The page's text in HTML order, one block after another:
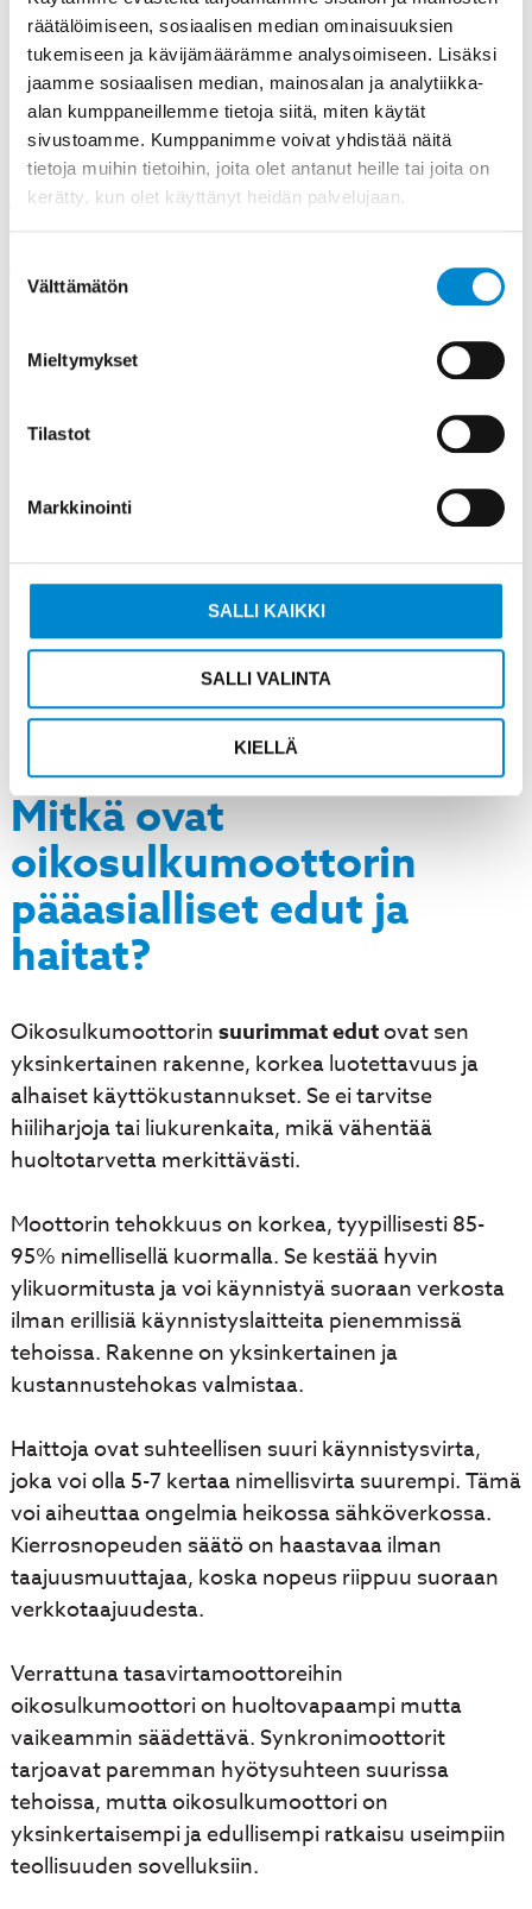
räätälöimiseen, sosiaalisen median ominaisuuksien
tukemiseen ja kävijämäärämme analysoimiseen. Lisäksi
jaamme sosiaalisen median, mainosalan ja analytiikka-
alan kumppaneillemme tietoja siitä, miten käytät
sivustoamme. Kumppanimme voivat yhdistää näitä
tietoja muihin tietoihin, joita olet antanut heille tai joita on
kerätty, kun olet käyttänyt heidän palvelujaan.
valinta
Välttämätön
Mieltymykset
Tilastot
Markkinointi
SALLI KAIKKI
SALLI VALINTA
KIELLÄ
käämitys luo magneettikentän, joka pyörii
synkronisella nopeudella verkkotaajuuden
mukaan.
Kun pyörivä magneettikenttä leikkaa roottorin
johtimia, se indusoi niihin sähkövirtoja Faradayn
lain mukaisesti. Nämä virrat kulkevat roottorin
johtimissa ja oikosulkurenkaissa muodostaen
suljetun virtapiirin.
Virtaa kuljettavat johtimet magneettikentässä
magneettikentän pyörimissuuntaan. Tämä voima
syntyy Lorentzin lain mukaisesti, kun virta ja
oikosulkumoottorin toiminnassa. Roottori ei
koskaan saavuta täysin synkronista nopeutta,
koska silloin induktio loppuisi ja moottori
pysähtyisi. Tyypillinen liukuminen on 2-5%
nimellisellä kuormalla, mikä takaa jatkuvan
Mitkä ovat
oikosulkumoottorin
pääasialliset edut ja
haitat?
Oikosulkumoottorinsuurimmat edutovat sen
yksinkertainen rakenne, korkea luotettavuus ja
alhaiset käyttökustannukset. Se ei tarvitse
hiiliharjoja tai liukurenkaita, mikä vähentää
huoltotarvetta merkittävästi.
Moottorin tehokkuus on korkea, tyypillisesti 85-
95% nimellisellä kuormalla. Se kestää hyvin
ylikuormitusta ja voi käynnistyä suoraan verkosta
ilman erillisiä käynnistyslaitteita pienemmissä
tehoissa. Rakenne on yksinkertainen ja
kustannustehokas valmistaa.
Haittoja ovat suhteellisen suuri käynnistysvirta,
joka voi olla 5-7 kertaa nimellisvirta suurempi. Tämä
voi aiheuttaa ongelmia heikossa sähköverkossa.
Kierrosnopeuden säätö on haastavaa ilman
taajuusmuuttajaa, koska nopeus riippuu suoraan
verkkotaajuudesta.
Verrattuna tasavirtamoottoreihin
oikosulkumoottori on huoltovapaampi mutta
vaikeammin säädettävä. Synkronimoottorit
tarjoavat paremman hyötysuhteen suurissa
tehoissa, mutta oikosulkumoottori on
yksinkertaisempi ja edullisempi ratkaisu useimpiin
teollisuuden sovelluksiin.